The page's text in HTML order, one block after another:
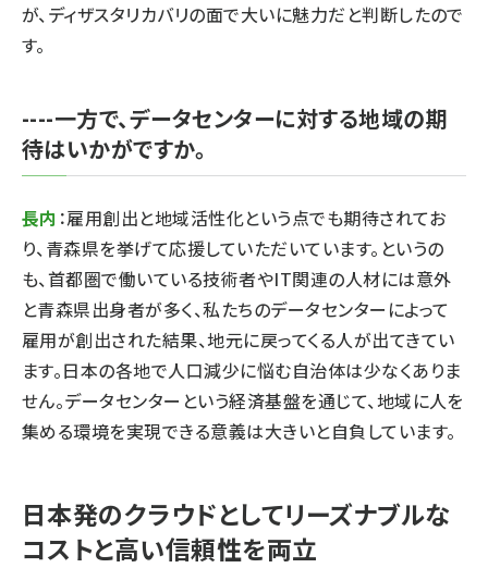
が、ディザスタリカバリの面で大いに魅力だと判断したので
す。
----一方で、データセンターに対する地域の期
待はいかがですか。
長内 ：雇用創出と地域活性化という点でも期待されてお
り、青森県を挙げて応援していただいています。というの
も、首都圏で働いている技術者やIT関連の人材には意外
と青森県出身者が多く、私たちのデータセンターによって
雇用が創出された結果、地元に戻ってくる人が出てきてい
ます。日本の各地で人口減少に悩む自治体は少なくありま
せん。データセンターという経済基盤を通じて、地域に人を
集める環境を実現できる意義は大きいと自負しています。
日本発のクラウドとしてリーズナブルな
コストと高い信頼性を両立